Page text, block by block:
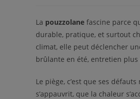
La pouzzolane fascine parce
durable, pratique, et surtout
climat, elle peut déclencher
brûlante en été, entretien
Le piège, c’est que ses
s’appauvrit, que la chaleur